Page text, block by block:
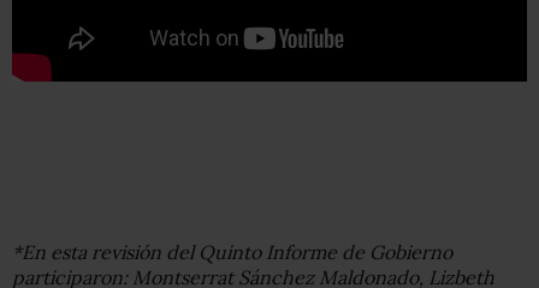
*En esta revisión del Quinto Informe de Gobierno
participaron: Montserrat Sánchez Maldonado, Lizbeth